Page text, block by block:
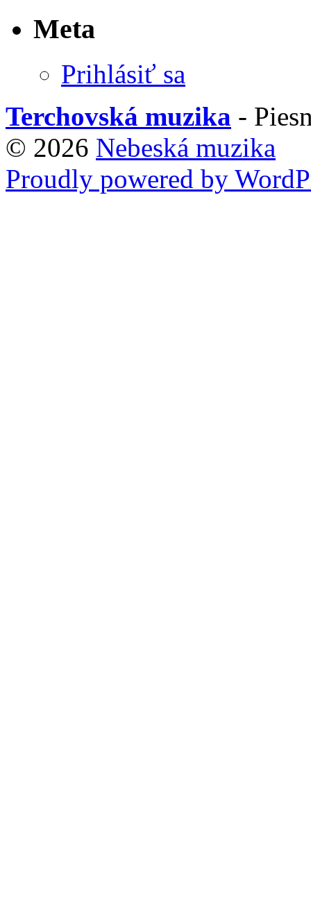
Meta
Prihlásiť sa
Terchovská muzika -
© 2026 Nebeská muzika
Proudly powered by